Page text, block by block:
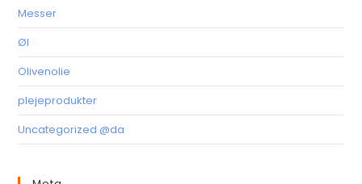
Messer
Øl
Olivenolie
plejeprodukter
Uncategorized @da